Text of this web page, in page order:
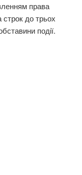
права
до трьох
події.